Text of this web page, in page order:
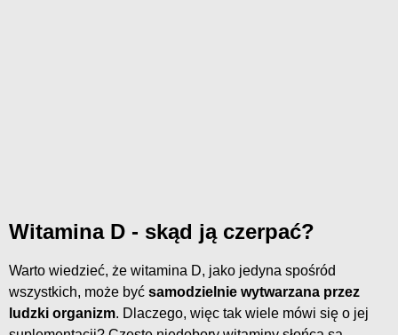
Witamina D - skąd ją czerpać?
Warto wiedzieć, że witamina D, jako jedyna spośród
wszystkich, może być samodzielnie wytwarzana przez
ludzki organizm. Dlaczego, więc tak wiele mówi się o jej